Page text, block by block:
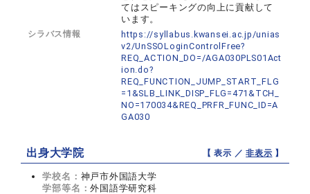
てはスピーキングの向上に貢献して
います。
シラバス情報
https://syllabus.kwansei.ac.jp/unias
v2/UnSSOLoginControlFree?
REQ_ACTION_DO=/AGA030PLS01Act
ion.do?
REQ_FUNCTION_JUMP_START_FLG
=1&SLB_LINK_DISP_FLG=471&TCH_
NO=170034&REQ_PRFR_FUNC_ID=A
GA030
出身大学院 【 表示 ／非表示 】
学校名： 神戸市外国語大学
学部等名：外国語学研究科